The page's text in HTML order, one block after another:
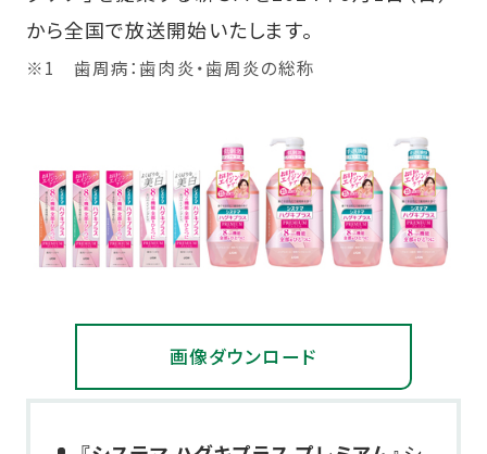
から全国で放送開始いたします。
※1 歯周病：歯肉炎・歯周炎の総称
画像ダウンロード